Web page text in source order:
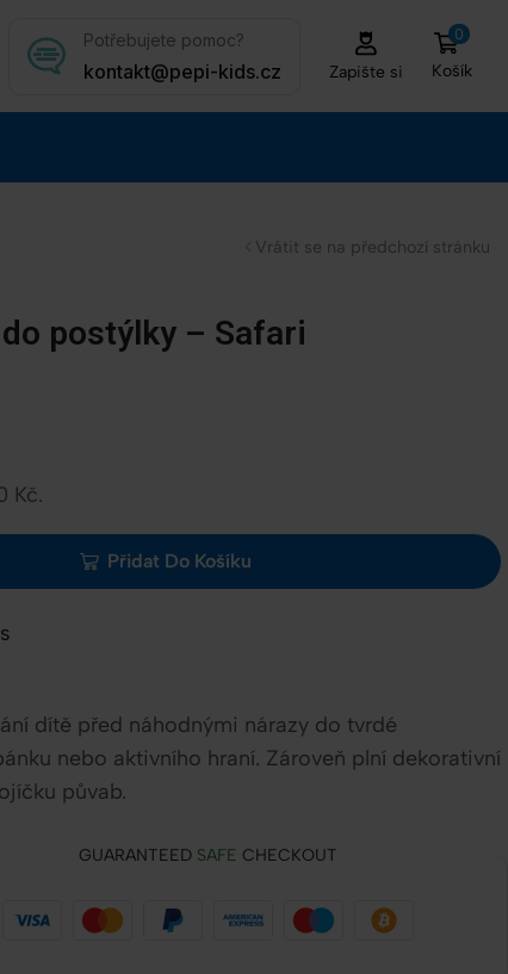
Potřebujete pomoc?
kontakt@pepi-kids.cz Zapište si
0
Košík
Vrátit se na předchozí stránku
postýlky – Safari
Kč.
Přidat Do Košíku
dítě před náhodnými nárazy do tvrdé
nebo aktivního hraní. Zároveň plní dekorativní
půvab.
GUARANTEED SAFE CHECKOUT